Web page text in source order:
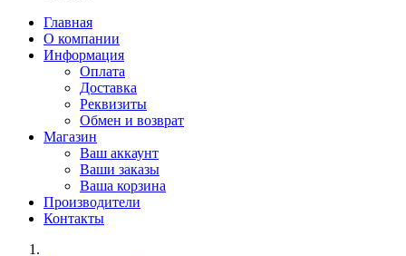
Главная
О компании
Информация
Оплата
Доставка
Реквизиты
Обмен и возврат
Магазин
Ваш аккаунт
Ваши заказы
Ваша корзина
Производители
Контакты